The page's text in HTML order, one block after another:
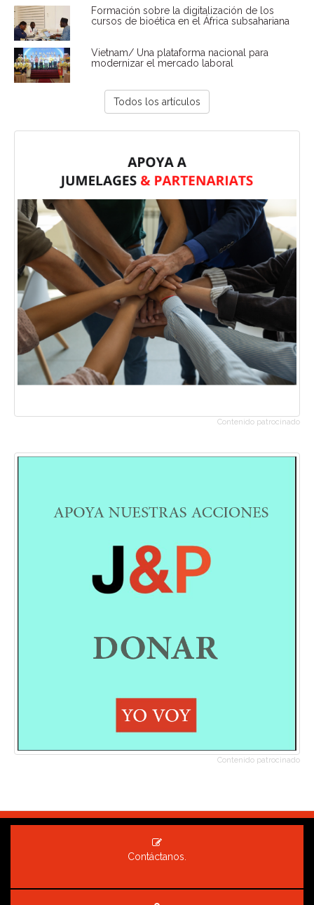
Formación sobre la digitalización de los
cursos de bioética en el África subsahariana
Vietnam/ Una plataforma nacional para
modernizar el mercado laboral
Todos los artículos
Contenido patrocinado
Contenido patrocinado
Contáctanos.